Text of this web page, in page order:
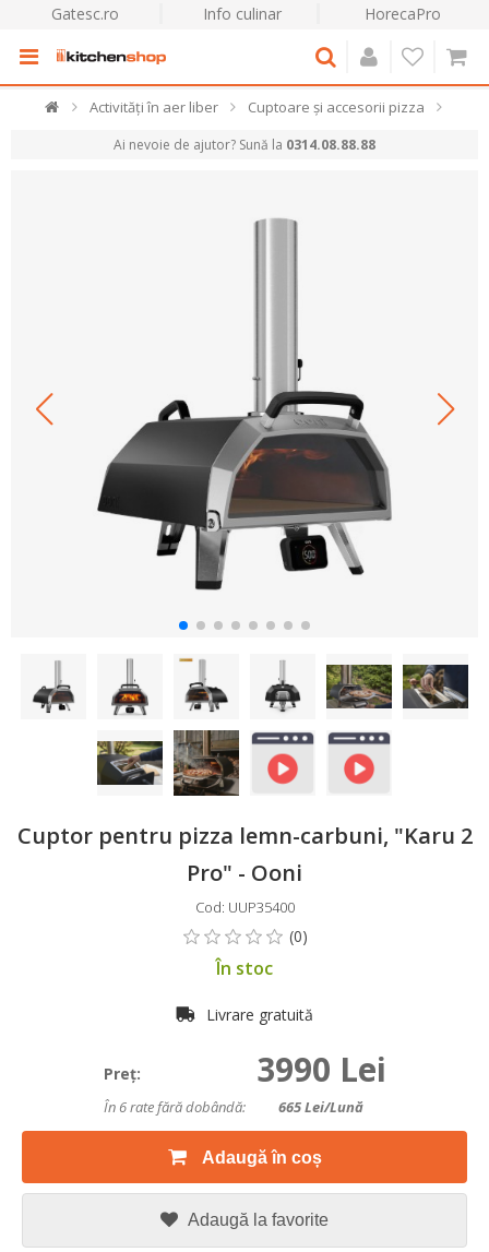
Gatesc.ro Info culinar HorecaPro
Activități în aer liber Cuptoare și accesorii pizza
Ai nevoie de ajutor? Sună la 0314.08.88.88
Cuptor pentru pizza lemn-carbuni, "Karu 2
Pro" - Ooni
Cod: UUP35400
În stoc
Livrare gratuită
Preţ: 3990 Lei
În 6 rate fără dobândă: 665Lei/lună
Adaugă în coș
Adaugă la favorite